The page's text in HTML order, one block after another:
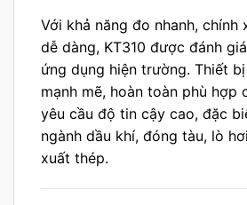
Với khả năng đo nhanh, chính
dễ dàng, KT310 được đánh
ứng dụng hiện trường. Thiết
mạnh mẽ, hoàn toàn phù hợp
yêu cầu độ tin cậy cao, đặc
ngành dầu khí, đóng tàu, lò
xuất thép.